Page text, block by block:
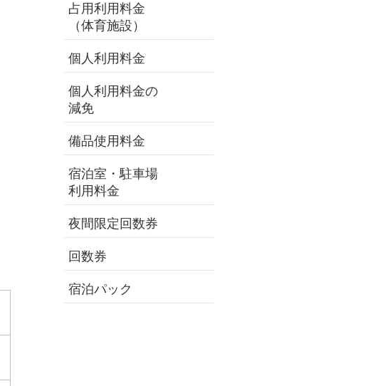
占用利用料金
（体育施設）
個人利用料金
個人利用料金の
減免
備品使用料金
宿泊室・駐車場
利用料金
夜間限定回数券
回数券
宿泊パック